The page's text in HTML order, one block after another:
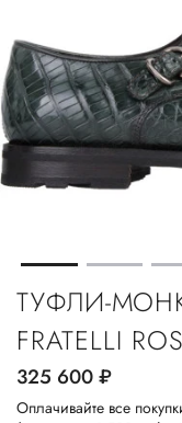
ТУФЛИ-
FRATELLI
325 600руб.
Оплачивайте все